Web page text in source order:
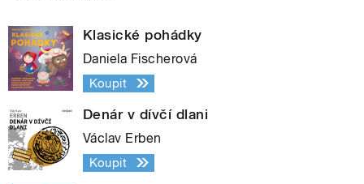
Klasické pohádky
Daniela Fischerová
Koupit
Denár v dívčí dlani
Václav Erben
Koupit